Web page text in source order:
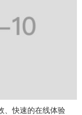
、快速的在线体验